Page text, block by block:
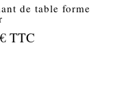
de table forme
€ TTC